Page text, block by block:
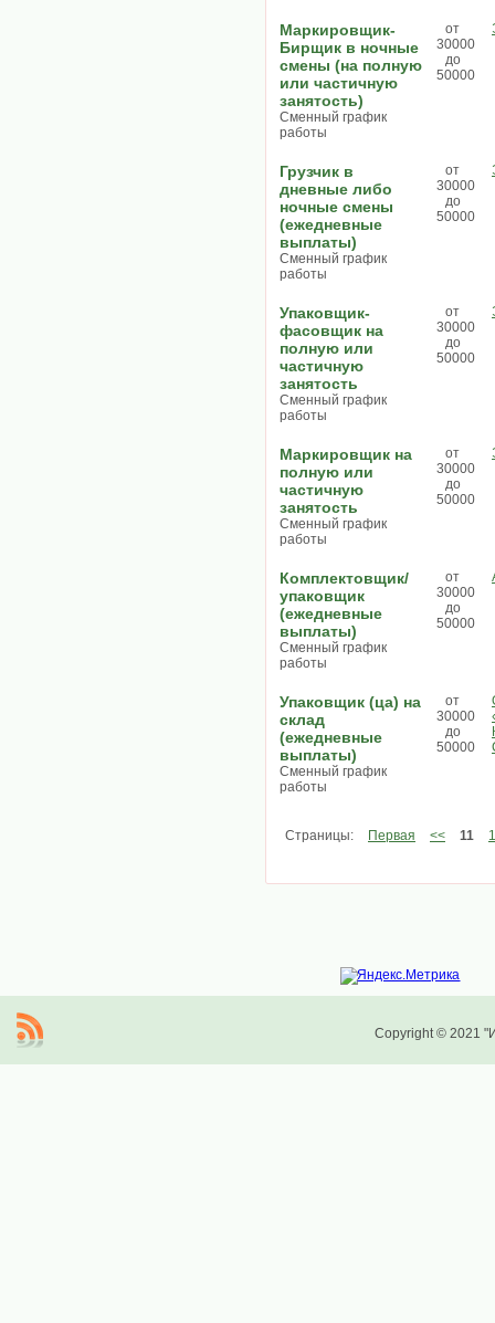
Маркировщик-
Бирщик в ночные
смены (на полную
или частичную
занятость)
Сменный график
работы
от
30000
до
50000
Грузчик в
дневные либо
ночные смены
(ежедневные
выплаты)
Сменный график
работы
от
30000
до
50000
Упаковщик-
фасовщик на
полную или
частичную
занятость
Сменный график
работы
от
30000
до
50000
Маркировщик на
полную или
частичную
занятость
Сменный график
работы
от
30000
до
50000
Комплектовщик/
упаковщик
(ежедневные
выплаты)
Сменный график
работы
от
30000
до
50000
Упаковщик (ца) на
склад
(ежедневные
выплаты)
Сменный график
работы
от
30000
до
50000
Страницы: Первая << 11
Copyright © 2021